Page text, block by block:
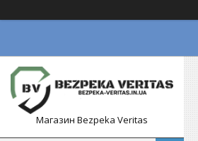
Магазин Bezpeka Veritas